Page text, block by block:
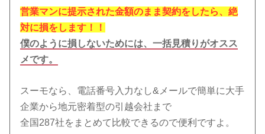
営業マンに提示された金額のまま契約をしたら、絶
対に損をします！！
僕のように損しないためには、一括見積りがオスス
メです。
スーモなら、電話番号入力なし&メールで簡単に大手
企業から地元密着型の引越会社まで
全国287社をまとめて比較できるので便利ですよ。